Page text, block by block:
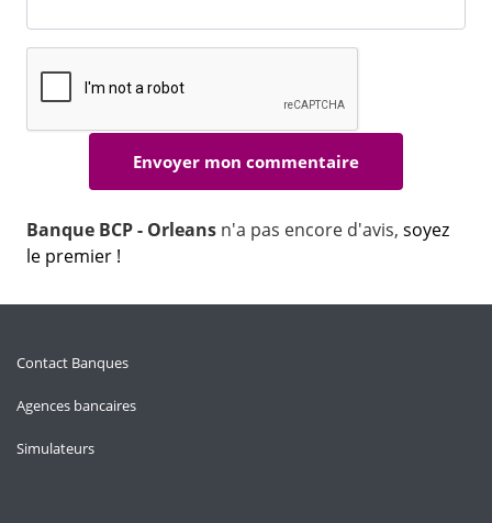
Banque BCP - Orleans n'a pas encore d'avis, soyez
le premier !
Contact Banques
Agences bancaires
Simulateurs